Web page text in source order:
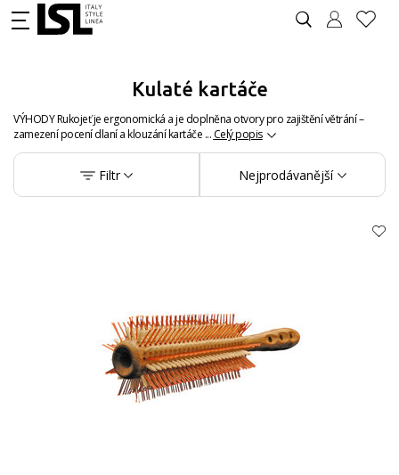
Kulaté kartáče
VÝHODY Rukojeť je ergonomická a je doplněna otvory pro zajištění větrání –
zamezení pocení dlaní a klouzání kartáče ... Celý popis
Filtr Nejprodávanější